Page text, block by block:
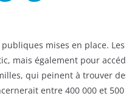
mises en place.
mais également pour
qui peinent à trouver
entre 400 000 et